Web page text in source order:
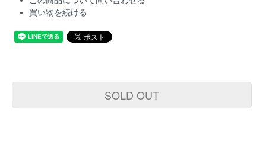
買い物を続ける
SOLD OUT